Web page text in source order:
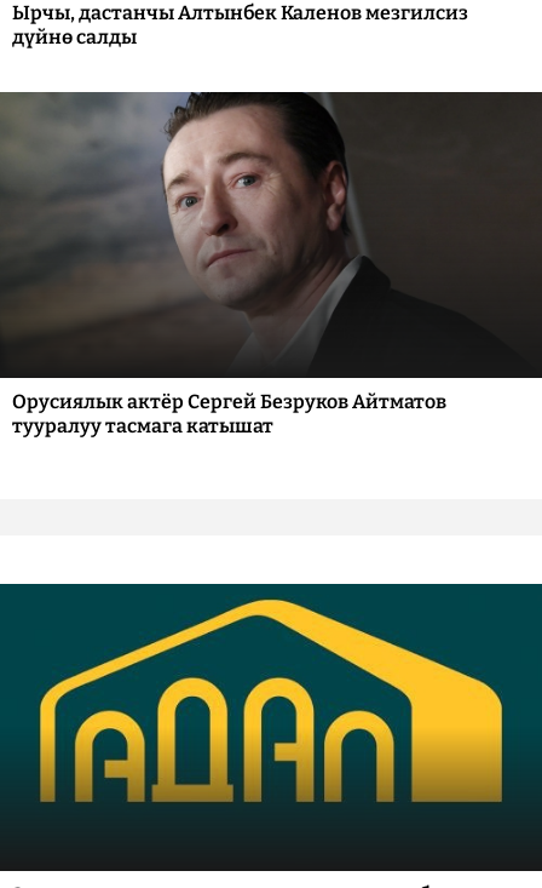
Ырчы, дастанчы Алтынбек Каленов мезгилсиз
дүйнө салды
Орусиялык актёр Сергей Безруков Айтматов
тууралуу тасмага катышат